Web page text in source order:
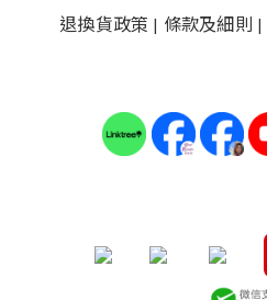
退換貨政策 | 條款及細則 |